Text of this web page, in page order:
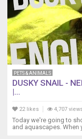
PETS & ANIMALS
DUSKY SNAIL -
|...
22 likes 4,707
Today we're going to
and aquascapes. When